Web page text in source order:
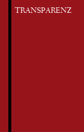
TRANSPARENZ